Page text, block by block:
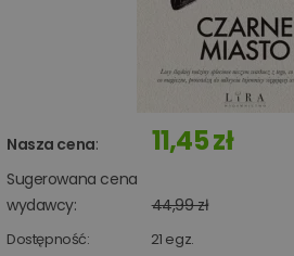
Nasza cena: 11,45 zł
Sugerowana cena
wydawcy:
44,99 zł
Dostępność: 21 egz.